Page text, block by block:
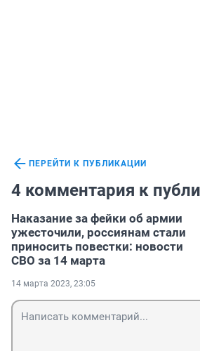
ПЕРЕЙТИ К ПУБЛИКАЦИИ
4 комментария к
Наказание за фейки об армии
ужесточили, россиянам стали
приносить повестки: новости
СВО за 14 марта
14 марта 2023, 23:05